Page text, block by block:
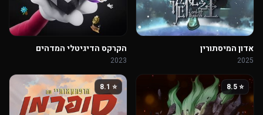
אדון המיסתורין
2025
הקרקס הדיגיטלי המדהים
2023
⭐ 8.5
⭐ 8.1